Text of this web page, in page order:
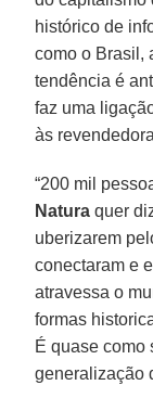
histórico de
como o Brasil,
tendência é
faz uma
às
“200 mil
Natura quer
uberizarem
conectaram e
atravessa o
formas
É quase como
generalização